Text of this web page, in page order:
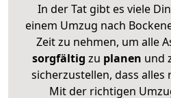
In der Tat gibt es viele
einem Umzug nach
Zeit zu nehmen, um alle
sorgfältig zu planen und
sicherzustellen, dass
Mit der richtigen